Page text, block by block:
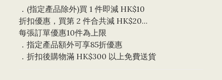
．(指定產品除外)買 1 件即減 HK$10
折扣優惠，買第 2 件合共減 HK$20...
每張訂單優惠10件為上限
．指定產品額外可享85折優惠
．折扣後購物滿 HK$300 以上免費送貨